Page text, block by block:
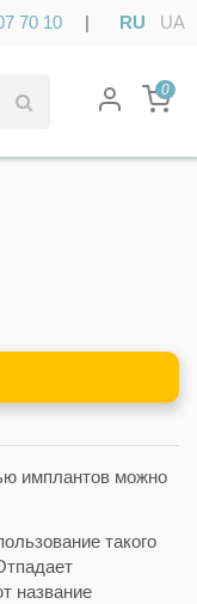
70 10 | RU UA
0
имплантов можно
такого
название